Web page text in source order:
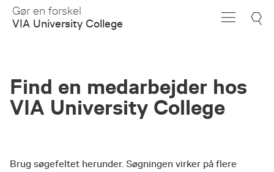
Skip
Main
Gør en forskel
VIA University College
Find en medarbejder hos
VIA University College
Brug søgefeltet herunder. Søgningen virker på flere